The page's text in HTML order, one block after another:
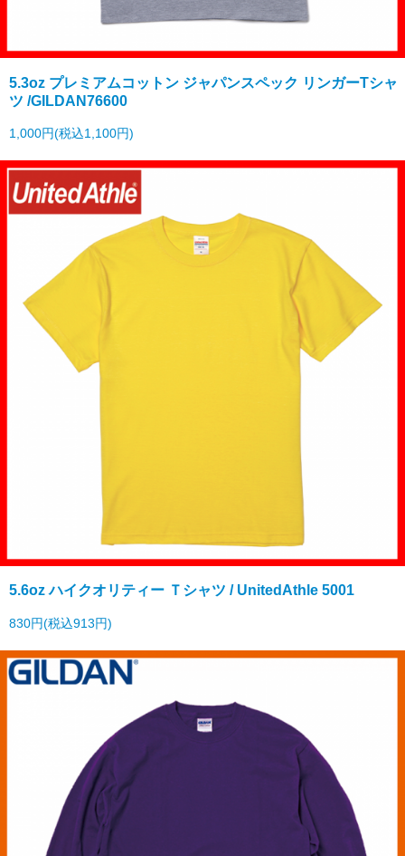
5.3oz プレミアムコットン ジャパンスペック リンガーTシャ
ツ /GILDAN76600
1,000円(税込1,100円)
5.6oz ハイクオリティー Ｔシャツ / UnitedAthle 5001
830円(税込913円)